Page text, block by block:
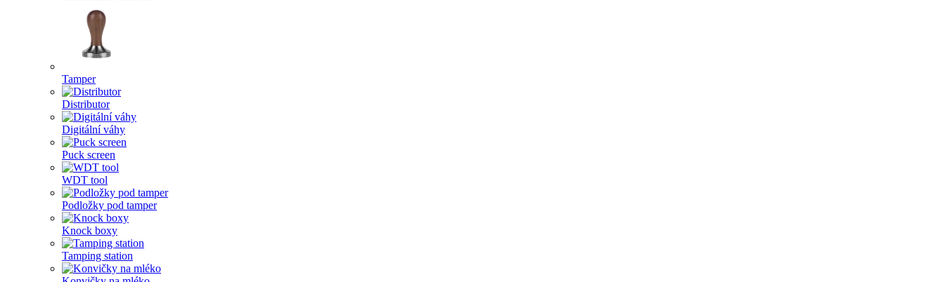
Tamper
Distributor
Digitální váhy
Puck screen
WDT tool
Podložky pod tamper
Knock boxy
Tamping station